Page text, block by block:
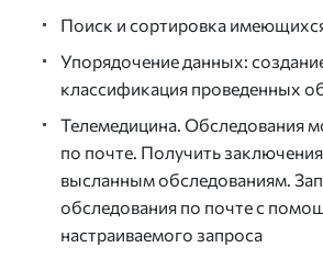
Поиск и сортировка
Упорядочение данных:
классификация проведенных
Телемедицина. Обследования
по почте. Получить
высланным обследованиям.
обследования по почте с
настраиваемого запроса